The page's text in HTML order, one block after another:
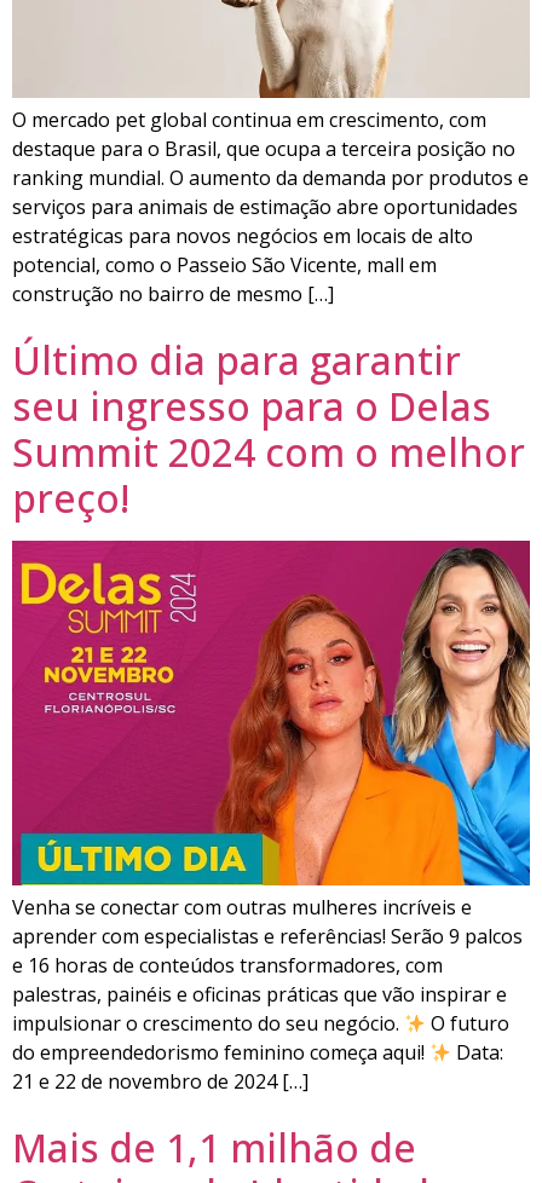
O mercado pet global continua em crescimento, com
destaque para o Brasil, que ocupa a terceira posição no
ranking mundial. O aumento da demanda por produtos e
serviços para animais de estimação abre oportunidades
estratégicas para novos negócios em locais de alto
potencial, como o Passeio São Vicente, mall em
construção no bairro de mesmo […]
Último dia para garantir
seu ingresso para o Delas
Summit 2024 com o melhor
preço!
Venha se conectar com outras mulheres incríveis e
aprender com especialistas e referências! Serão 9 palcos
e 16 horas de conteúdos transformadores, com
palestras, painéis e oficinas práticas que vão inspirar e
impulsionar o crescimento do seu negócio.
O futuro
do empreendedorismo feminino começa aqui!
Data:
21 e 22 de novembro de 2024 […]
Mais de 1,1 milhão de